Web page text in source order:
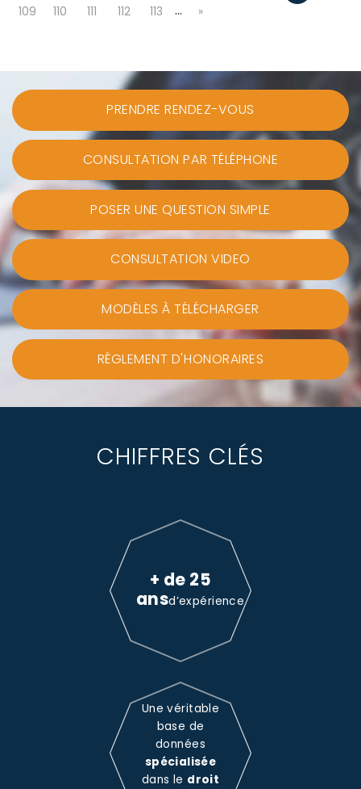
109
110 111 112 113 … »
PRENDRE RENDEZ-VOUS
CONSULTATION PAR TÉLÉPHONE
POSER UNE QUESTION SIMPLE
CONSULTATION VIDEO
MODÈLES À TÉLÉCHARGER
RÈGLEMENT D'HONORAIRES
CHIFFRES CLÉS
+ de 25
ansd’expérience
Une véritable
base de
données
spécialisée
dans le droit